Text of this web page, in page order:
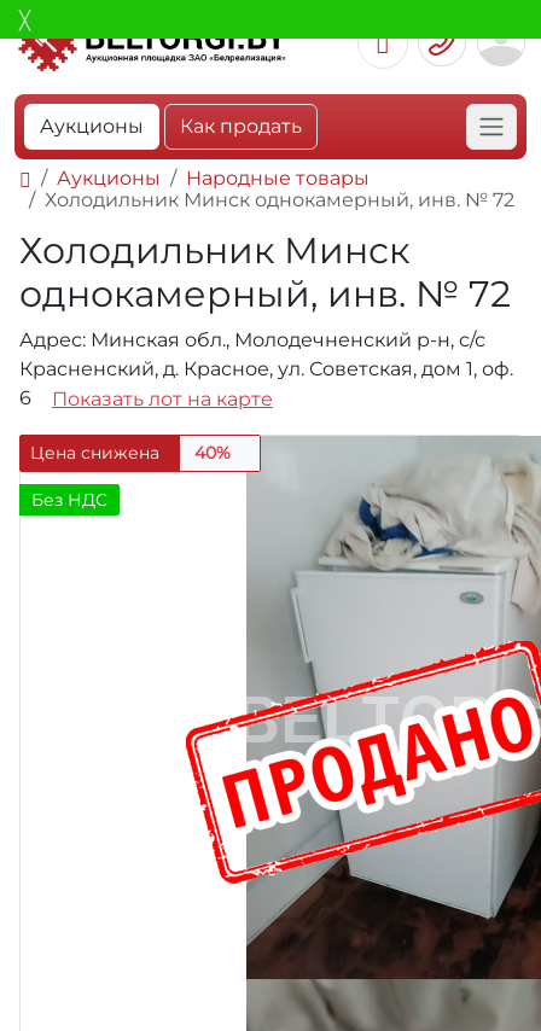
Аукционы Как продать
Аукционы
Народные товары
Холодильник Минск однокамерный, инв. № 72
Холодильник Минск
однокамерный, инв. № 72
Адрес: Минская обл., Молодечненский р-н, с/с
Красненский, д. Красное, ул. Советская, дом 1, оф.
6
Показать лот на карте
Цена снижена 40%
Без НДС